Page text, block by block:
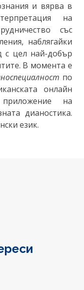
и вярва в
на
със
наблягайки
с цел най-добър
В момента е
по
онлайн
на
дианостика.
език.